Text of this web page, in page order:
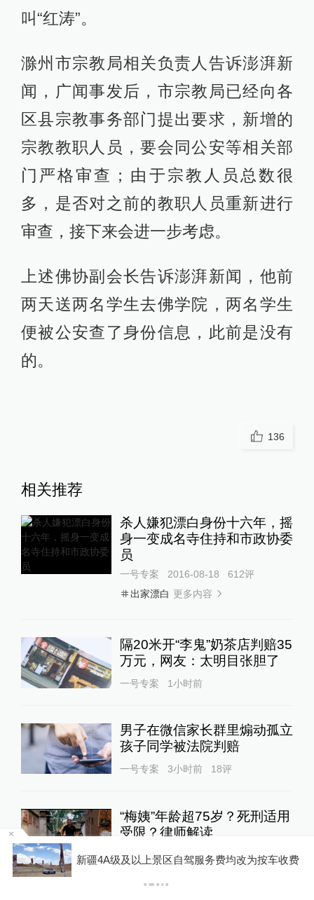
叫“红涛”。
滁州市宗教局相关负责人告诉澎湃新
闻，广闻事发后，市宗教局已经向各
区县宗教事务部门提出要求，新增的
宗教教职人员，要会同公安等相关部
门严格审查；由于宗教人员总数很
多，是否对之前的教职人员重新进行
审查，接下来会进一步考虑。
上述佛协副会长告诉澎湃新闻，他前
两天送两名学生去佛学院，两名学生
便被公安查了身份信息，此前是没有
的。
136
相关推荐
杀人嫌犯漂白身份十六年，摇
身一变成名寺住持和市政协委
员
一号专案 2016-08-18 612评
出家漂白 更多内容
隔20米开“李鬼”奶茶店判赔35
万元，网友：太明目张胆了
一号专案 1小时前
男子在微信家长群里煽动孤立
孩子同学被法院判赔
一号专案 3小时前 18评
“梅姨”年龄超75岁？死刑适用
受限？律师解读
一号专案 1天前 75评
宋致远被查，东方电气集团党组：坚决拥护党中
央决定